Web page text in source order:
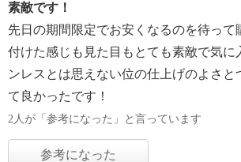
素敵です！
先日の期間限定でお安くなるのを待って
付けた感じも見た目もとても素敵で気に
ンレスとは思えない位の仕上げのよさと
て良かったです！
2人が「参考になった」と言っています
参考になった